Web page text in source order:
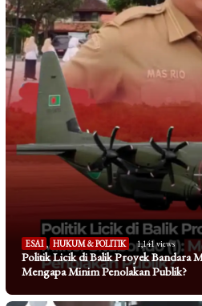
ESAI , HUKUM & POLITIK 1,141 views
Politik Licik di Balik Proyek Bandara
Mengapa Minim Penolakan Publik?